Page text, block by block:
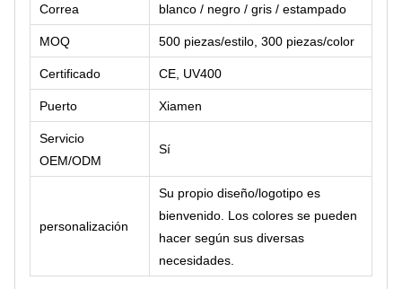
Correa blanco / negro / gris / estampado
MOQ 500 piezas/estilo, 300 piezas/color
Certificado CE, UV400
Puerto Xiamen
Servicio
OEM/ODM
Sí
personalización
Su propio diseño/logotipo es
bienvenido. Los colores se pueden
hacer según sus diversas
necesidades.